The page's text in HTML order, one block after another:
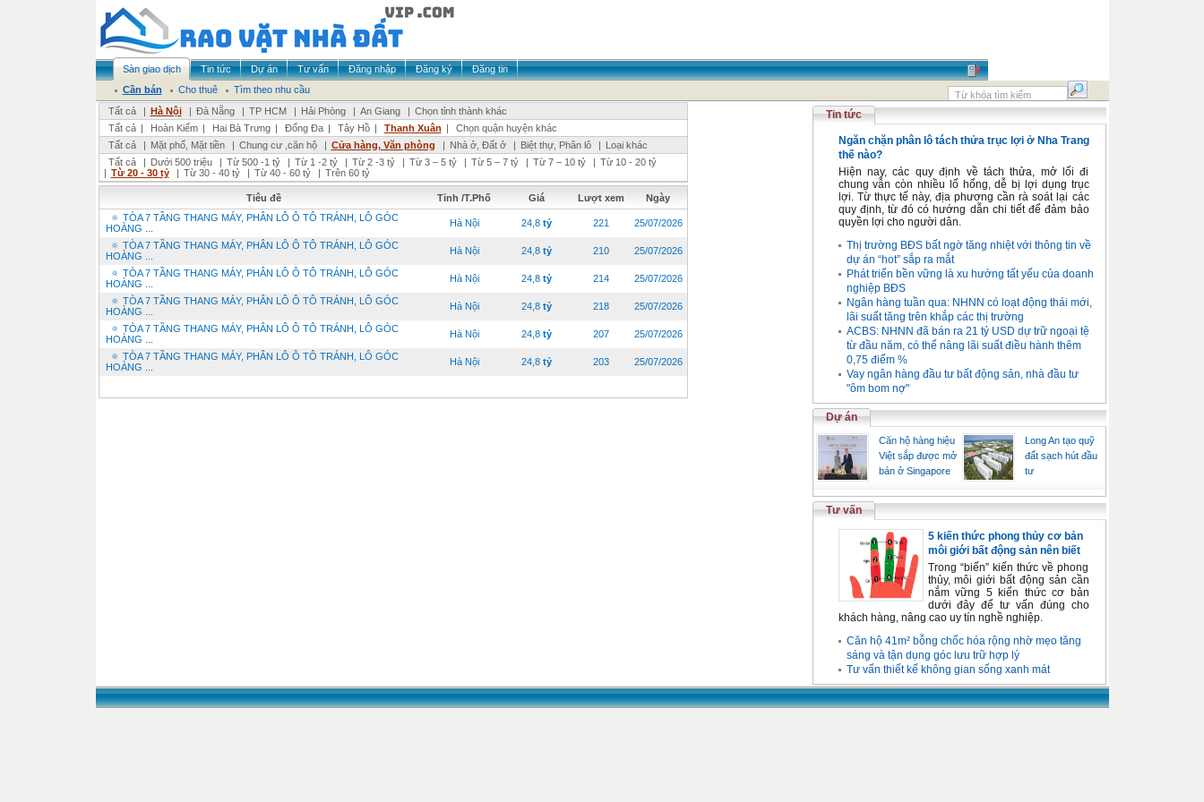
Sàn giao dịch Tin tức Dự án Tư vấn Đăng nhập Đăng ký
Đăng tin
Cần bán
Cho thuê
Tìm theo nhu cầu
Tất cả
| Hà Nội | Đà Nẵng | TP HCM | Hải Phòng | An Giang | Chọn tỉnh thành khác
Tất cả | Hoàn Kiếm | Hai Bà Trưng | Đống Đa | Tây Hồ | Thanh Xuân |
Chọn quận huyện khác
Tất cả
| Mặt phố, Mặt tiền | Chung cư ,căn hộ | Cửa hàng, Văn phòng | Nhà ở, Đất ở | Biệt thự, Phân lô | Loại khác
Tất cả
| Dưới 500 triệu | Từ 500 -1 tỷ | Từ 1 -2 tỷ | Từ 2 -3 tỷ | Từ 3 – 5 tỷ | Từ 5 – 7 tỷ | Từ 7 – 10 tỷ | Từ 10 - 20 tỷ
| Từ 20 - 30 tỷ | Từ 30 - 40 tỷ | Từ 40 - 60 tỷ | Trên 60 tỷ
Tiêu đề Tỉnh /T.Phố Giá Lượt xem
Ngày
🔅 TÒA 7 TẦNG THANG MÁY, PHÂN LÔ Ô TÔ TRÁNH, LÔ GÓC
HOÀNG ...
Hà Nội 24,8 tỷ 221 25/07/2026
🔅 TÒA 7 TẦNG THANG MÁY, PHÂN LÔ Ô TÔ TRÁNH, LÔ GÓC
HOÀNG ...
Hà Nội 24,8 tỷ 210 25/07/2026
🔅 TÒA 7 TẦNG THANG MÁY, PHÂN LÔ Ô TÔ TRÁNH, LÔ GÓC
HOÀNG ...
Hà Nội 24,8 tỷ 214 25/07/2026
🔅 TÒA 7 TẦNG THANG MÁY, PHÂN LÔ Ô TÔ TRÁNH, LÔ GÓC
HOÀNG ...
Hà Nội 24,8 tỷ 218 25/07/2026
🔅 TÒA 7 TẦNG THANG MÁY, PHÂN LÔ Ô TÔ TRÁNH, LÔ GÓC
HOÀNG ...
Hà Nội 24,8 tỷ 207 25/07/2026
🔅 TÒA 7 TẦNG THANG MÁY, PHÂN LÔ Ô TÔ TRÁNH, LÔ GÓC
HOÀNG ...
Hà Nội 24,8 tỷ 203 25/07/2026
Tin tức
Ngăn chặn phân lô tách thửa trục lợi ở Nha Trang
thế nào?
Hiện nay, các quy định về tách thửa, mở lối đi
chung vẫn còn nhiều lổ hổng, dễ bị lợi dụng trục
lợi. Từ thực tế này, địa phương cần rà soát lại các
quy định, từ đó có hướng dẫn chi tiết để đảm bảo
quyền lợi cho người dân.
Thị trường BĐS bất ngờ tăng nhiệt với thông tin về
dự án “hot” sắp ra mắt
Phát triển bền vững là xu hướng tất yếu của doanh
nghiệp BĐS
Ngân hàng tuần qua: NHNN có loạt động thái mới,
lãi suất tăng trên khắp các thị trường
ACBS: NHNN đã bán ra 21 tỷ USD dự trữ ngoại tệ
từ đầu năm, có thể nâng lãi suất điều hành thêm
0,75 điểm %
Vay ngân hàng đầu tư bất động sản, nhà đầu tư
"ôm bom nợ"
Dự án
Căn hộ hàng hiệu
Việt sắp được mở
bán ở Singapore
Long An tạo quỹ
đất sạch hút đầu
tư
Tư vấn
5 kiến thức phong thủy cơ bản
môi giới bất động sản nên biết
Trong “biển” kiến thức về phong
thủy, môi giới bất động sản cần
nắm vững 5 kiến thức cơ bản
dưới đây để tư vấn đúng cho
khách hàng, nâng cao uy tín nghề nghiệp.
Căn hộ 41m² bỗng chốc hóa rộng nhờ mẹo tăng
sáng và tận dụng góc lưu trữ hợp lý
Tư vấn thiết kế không gian sống xanh mát